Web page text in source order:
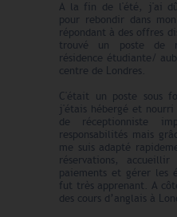
A la fin de l'été, j'ai
pour rebondir dans
répondant à des offres
trouvé un poste de
résidence étudiante/
centre de Londres.
C'était un poste sous
j'étais hébergé et
de réceptionniste
responsabilités mais
me suis adapté
réservations,
paiements et gérer les
fut très apprenant. A
des cours d’anglais à